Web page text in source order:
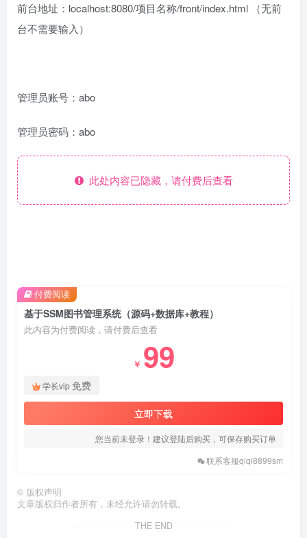
前台地址：localhost:8080/项目名称/front/index.html （无前
台不需要输入）
管理员账号：abo
管理员密码：abo
此处内容已隐藏，请付费后查看
基于SSM图书管理系统（源码+数据库+教程）
此内容为付费阅读，请付费后查看
￥ 99
学长vip免费
立即下载
您当前未登录！建议登陆后购买，可保存购买订单
联系客服qiqi8899sm
付费阅读
© 版权声明
文章版权归作者所有，未经允许请勿转载。
THE END